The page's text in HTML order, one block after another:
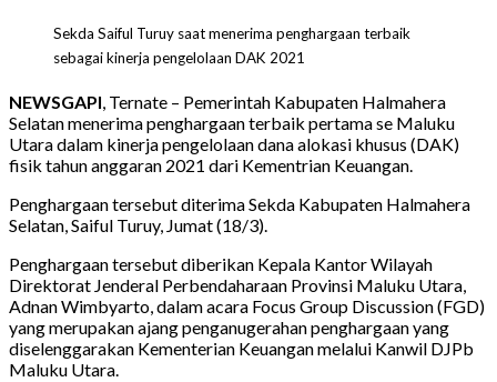
Sekda Saiful Turuy saat menerima penghargaan terbaik
sebagai kinerja pengelolaan DAK 2021
NEWSGAPI, Ternate – Pemerintah Kabupaten Halmahera
Selatan menerima penghargaan terbaik pertama se Maluku
Utara dalam kinerja pengelolaan dana alokasi khusus (DAK)
fisik tahun anggaran 2021 dari Kementrian Keuangan.
Penghargaan tersebut diterima Sekda Kabupaten Halmahera
Selatan, Saiful Turuy, Jumat (18/3).
Penghargaan tersebut diberikan Kepala Kantor Wilayah
Direktorat Jenderal Perbendaharaan Provinsi Maluku Utara,
Adnan Wimbyarto, dalam acara Focus Group Discussion (FGD)
yang merupakan ajang penganugerahan penghargaan yang
diselenggarakan Kementerian Keuangan melalui Kanwil DJPb
Maluku Utara.